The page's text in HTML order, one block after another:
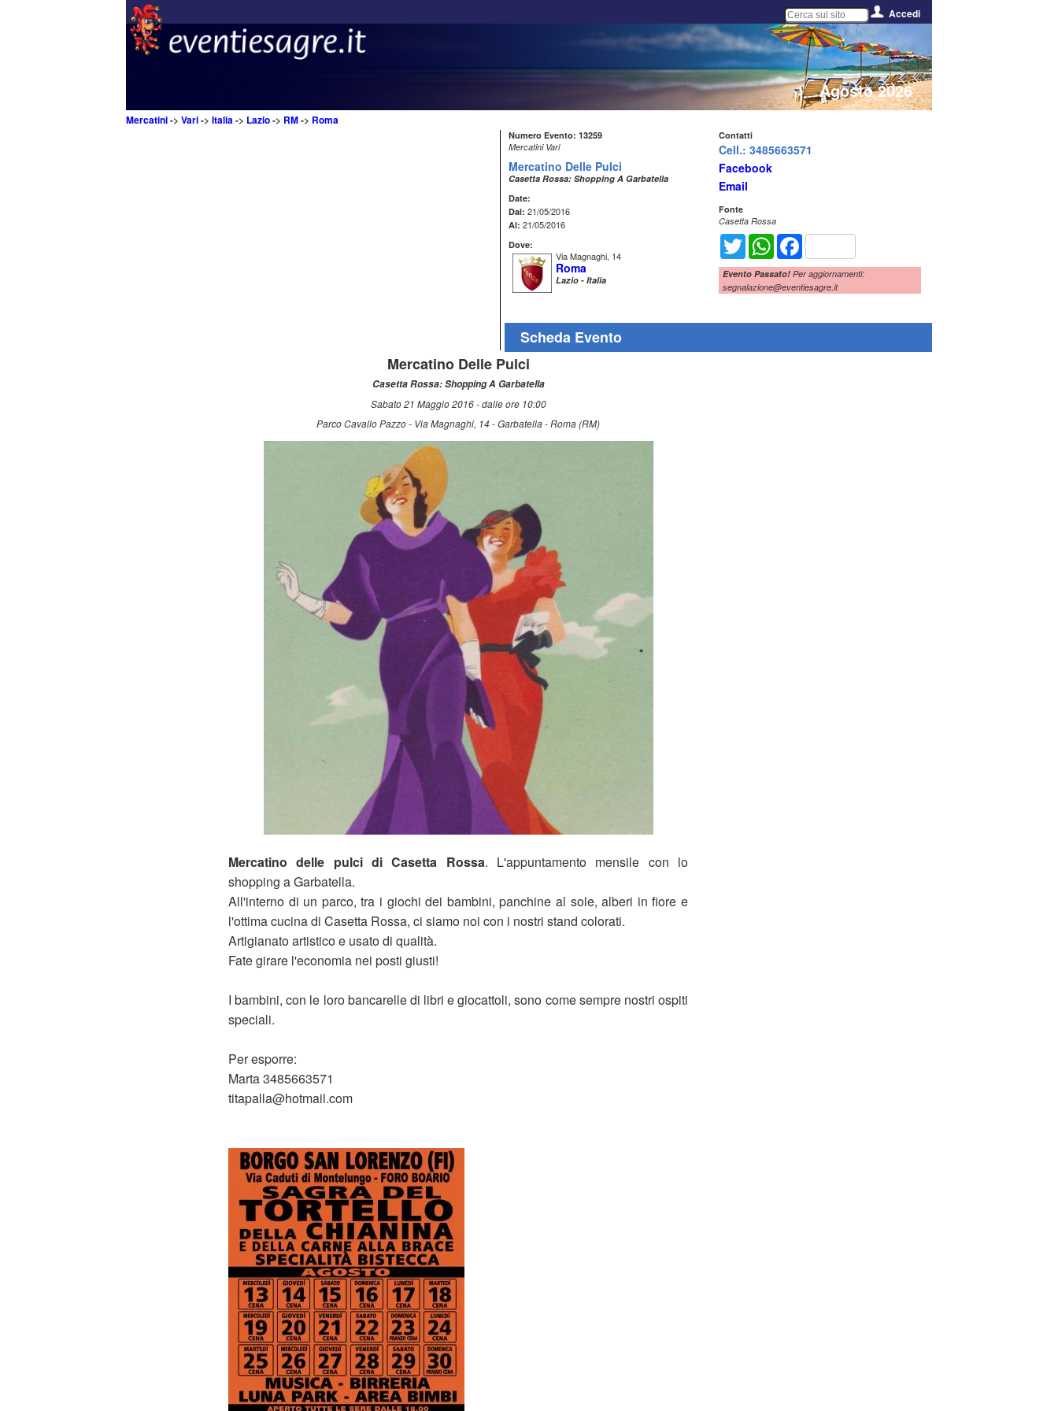
Accedi
Agosto 2026
Mercatini-> Vari-> Italia-> Lazio-> RM-> Roma
Numero Evento: 13259
Mercatini Vari
Mercatino Delle Pulci
Casetta Rossa: Shopping A Garbatella
Date:
Dal: 21/05/2016
Al: 21/05/2016
Dove:
Via Magnaghi, 14
Roma
Lazio - Italia
Contatti
Cell.: 3485663571
Facebook
Email
Fonte
Casetta Rossa
Twitter WhatsAppFacebook
Evento Passato! Per aggiornamenti:
segnalazione@eventiesagre.it
Scheda Evento
Mercatino Delle Pulci
Casetta Rossa: Shopping A Garbatella
Sabato 21 Maggio 2016 - dalle ore 10:00
Parco Cavallo Pazzo - Via Magnaghi, 14 - Garbatella - Roma (RM)
Mercatino delle pulci di Casetta Rossa. L'appuntamento mensile con lo
shopping a Garbatella.
All'interno di un parco, tra i giochi dei bambini, panchine al sole, alberi in fiore e
l'ottima cucina di Casetta Rossa, ci siamo noi con i nostri stand colorati.
Artigianato artistico e usato di qualità.
Fate girare l'economia nei posti giusti!
I bambini, con le loro bancarelle di libri e giocattoli, sono come sempre nostri ospiti
speciali.
Per esporre:
Marta 3485663571
titapalla@hotmail.com